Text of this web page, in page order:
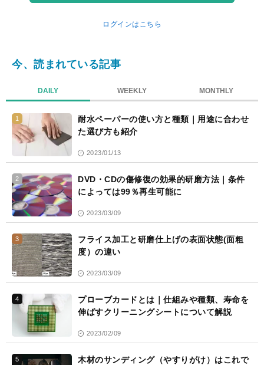
ログインはこちら
今、読まれている記事
DAILY WEEKLY MONTHLY
1
耐水ペーパーの使い方と種類｜用途に合わせ
た選び方も紹介
2023/01/13
2
DVD・CDの傷修復の効果的研磨方法｜条件
によっては99％再生可能に
2023/03/09
3
フライス加工と研磨仕上げの表面状態(面粗
度）の違い
2023/03/09
4
プローブカードとは｜仕組みや種類、寿命を
伸ばすクリーニングシートについて解説
2023/02/09
5
木材のサンディング（やすりがけ）はこれで